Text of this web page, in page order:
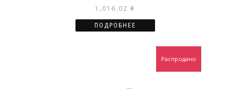
1,016.02 ₴
ПОДРОБНЕЕ
Распродано